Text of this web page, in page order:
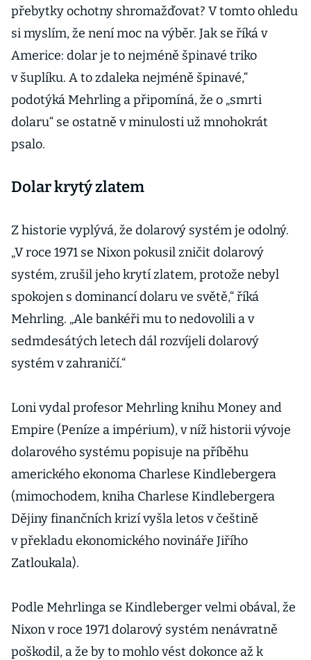
přebytky ochotny shromažďovat? V tomto ohledu
si myslím, že není moc na výběr. Jak se říká v
Americe: dolar je to nejméně špinavé triko
v šuplíku. A to zdaleka nejméně špinavé,“
podotýká Mehrling a připomíná, že o „smrti
dolaru“ se ostatně v minulosti už mnohokrát
psalo.
Dolar krytý zlatem
Z historie vyplývá, že dolarový systém je odolný.
„V roce 1971 se Nixon pokusil zničit dolarový
systém, zrušil jeho krytí zlatem, protože nebyl
spokojen s dominancí dolaru ve světě,“ říká
Mehrling. „Ale bankéři mu to nedovolili a v
sedmdesátých letech dál rozvíjeli dolarový
systém v zahraničí.“
Loni vydal profesor Mehrling knihu Money and
Empire (Peníze a impérium), v níž historii vývoje
dolarového systému popisuje na příběhu
amerického ekonoma Charlese Kindlebergera
(mimochodem, kniha Charlese Kindlebergera
Dějiny finančních krizí vyšla letos v češtině
v překladu ekonomického novináře Jiřího
Zatloukala).
Podle Mehrlinga se Kindleberger velmi obával, že
Nixon v roce 1971 dolarový systém nenávratně
poškodil, a že by to mohlo vést dokonce až k